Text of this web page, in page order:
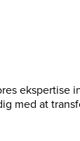
ekspertise
med at